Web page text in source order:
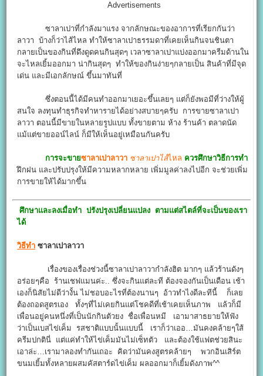
Advertisements
ซาลาเปาที่กำลังมาแรง จากลักษณะของอาการที่เรียกกันว่า
ลาวา บ้างก็ว่าไส้ไหล ทำให้ซาลาเปาธรรมดาที่เคยเห็นกินจนชินตา
กลายเป็นของกินที่ดึงดูดคนกินสุดๆ เวลาซาลาเปาแบ่งออกมาครีมด้านใน
จะไหลเยิ้มออกมา น่ากินสุดๆ ทำให้ของกินง่ายๆกลายเป็น สินค้าที่มีจุด
เด่น และมีเอกลักษณ์ ขึ้นมาทันที่
ซึ่งตอนนี้ได้มีคนทำออกมาเยอะขึ้นเลยๆ แต่ก็ยังพอมีที่ว่างให้ผู้
สนใจ ลงทุนทำธุรกิจทำหารายได้อย่างสบายๆครับ การขายซาลาเปา
ลาวา ตอนนี้มีขายในหลายรูปแบบ ทั้งขายตาม ห้าง ร้านค้า ตลาดนัด
แม้แต่ขายออน์ไลน์ ก็มีให้เห็นอยู่เหมือนกันครับ
การจะขายซาลาเปาลาวา ซาลาเปาไส้ไหล ควรศึกษาวิธีการทำ
ฝึกฝน และปรับปรุงให้มีความหลากหลาย เพิ่มมูลค่าลงไปอีก จะช่วยเพิ่ม
การขายให้ได้มากขึ้น
ศึกษาและลงเมื่อทำ ปรังปรุงเปลี่ยนแปลง ตามแต่สไตล์ที่จะเป็นของเรา
ได้
วิธีทำ ซาลาเปาลาวา
เรื่องของเรื่องช่วงนี้ซาลาเปาลาวากำลังฮิต มากๆ แล้วร้านดังๆ
อร่อยๆคือ ร้านเชฟแมนค่ะ.. ซึ่งจะกินแต่ละที ต้องจองกันเป็นเดือน เช้า
เองก็นิสัยไม่ดีว่างั้น ไม่ชอบอะไรที่ต้องนานๆ อ้าวทำไงดีละทีนี้ ก็เลย
ต้องถอดสูตรเอง ทั้งๆที่ไม่เคยกินแต่โชคดีที่เช้าเคยเห็นภาพ แล้วก็มี
เพื่อนอยู่คนหนึ่งที่เป็นนักกินตัวยง ชื่อเพื่อนหมี เอามาสาธยายให้ฟัง
ว่าเป็นเบสไข่เค็ม รสชาติแบบนั้นแบบนี้ เราก็ว่าเออ…มันคงคล้ายๆใส้
ครีมปกตินี่ แต่แค่ทำให้ไข่เค็มมันไม่เซ็ทตัว และต้องใช้แฟตช่วยสินะ
เอาล่ะ…เรามาลองทำกันเถอะ คิดว่ามันคงสูตรคล้ายๆ พวกอินเสิร์ต
ขนมเยิ้มทั้งหลายผสมคัสตาร์ดไข่เค็ม ผลออกมาก็เยิ้มดังภาพ^^